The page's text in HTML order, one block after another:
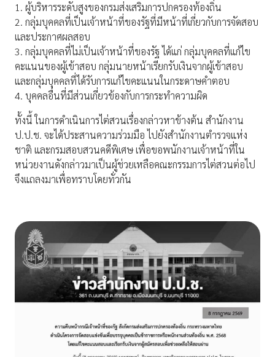
1. ผู้บริหารระดับสูงของกรมส่งเสริมการปกครองท้องถิ่น
2. กลุ่มบุคคลที่เป็นเจ้าหน้าที่ของรัฐที่มีหน้าที่เกี่ยวกับการจัดสอบ
และประกาศผลสอบ
3. กลุ่มบุคคลที่ไม่เป็นเจ้าหน้าที่ของรัฐ ได้แก่ กลุ่มบุคคลที่แก้ไข
คะแนนของผู้เข้าสอบ กลุ่มนายหน้าเรียกรับเงินจากผู้เข้าสอบ
และกลุ่มบุคคลที่ได้รับการแก้ไขคะแนนในกระดาษคำตอบ
4. บุคคลอื่นที่มีส่วนเกี่ยวข้องกับการกระทำความผิด
ทั้งนี้ ในการดำเนินการไต่สวนเรื่องกล่าวหาข้างต้น สำนักงาน
ป.ป.ช. จะได้ประสานความร่วมมือ ไปยังสำนักงานตำรวจแห่ง
ชาติ และกรมสอบสวนคดีพิเศษ เพื่อขอพนักงานเจ้าหน้าที่ใน
หน่วยงานดังกล่าวมาเป็นผู้ช่วยเหลือคณะกรรมการไต่สวนต่อไป
จึงแถลงมาเพื่อทราบโดยทั่วกัน